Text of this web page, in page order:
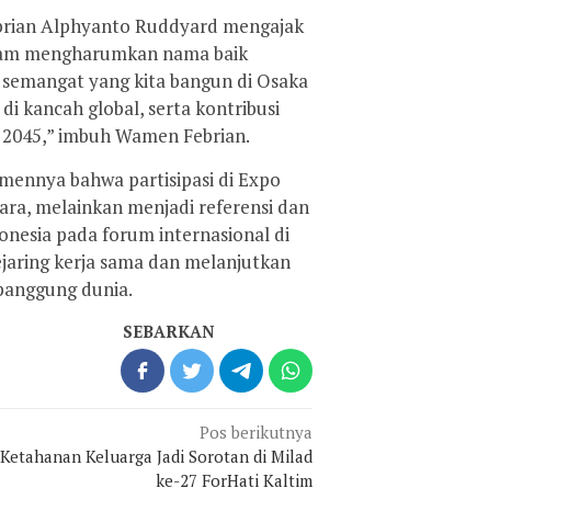
Alphyanto Ruddyard mengajak
mengharumkan nama baik
yang kita bangun di Osaka
kancah global, serta kontribusi
imbuh Wamen Febrian.
bahwa partisipasi di Expo
melainkan menjadi referensi dan
pada forum internasional di
kerja sama dan melanjutkan
dunia.
SEBARKAN
Pos berikutnya
Ketahanan Keluarga Jadi Sorotan di Milad
ke-27 ForHati Kaltim